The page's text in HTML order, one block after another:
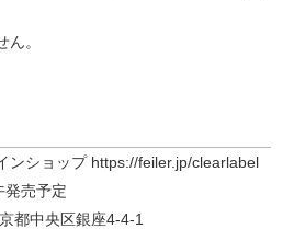
。
ショップ https://feiler.jp/clearlabel
売予定
都中央区銀座4-4-1